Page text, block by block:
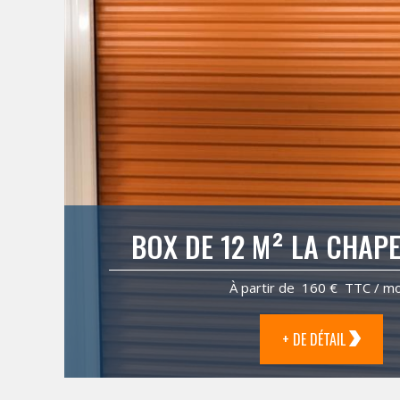
BOX DE 12 M² LA
À partir de 160 € TTC /
+ DE DÉTAIL